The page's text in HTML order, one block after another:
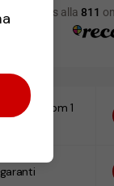
inom 1